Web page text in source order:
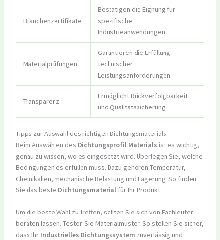
Branchenzertifikate
Bestätigen die Eignung für
spezifische
Industrieanwendungen
Materialprüfungen
Garantieren die Erfüllung
technischer
Leistungsanforderungen
Transparenz
Ermöglicht Rückverfolgbarkeit
und Qualitätssicherung
Tipps zur Auswahl des richtigen Dichtungsmaterials
Beim Auswählen des Dichtungsprofil Materials ist es wichtig,
genau zu wissen, wo es eingesetzt wird. Überlegen Sie, welche
Bedingungen es erfüllen muss. Dazu gehören Temperatur,
Chemikalien, mechanische Belastung und Lagerung. So finden
Sie das beste Dichtungsmaterialfür Ihr Produkt.
Um die beste Wahl zu treffen, sollten Sie sich von Fachleuten
beraten lassen. Testen Sie Materialmuster. So stellen Sie sicher,
dass Ihr Industrielles Dichtungssystem zuverlässig und